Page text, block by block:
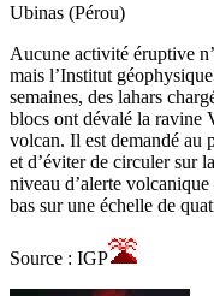
Ubinas (Pérou)
Aucune activité éruptive
mais l’Institut
semaines, des lahars
blocs ont dévalé la ravine
volcan. Il est demandé au
et d’éviter de circuler sur
niveau d’alerte
bas sur une échelle de
Source : IGP